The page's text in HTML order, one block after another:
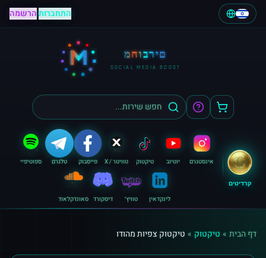
התחברות|הרשמה
M מחוברים
SOCIAL MEDIA BOOST
קרדיטים
אינסטגרם יוטיוב טיקטוק טוויטר / X פייסבוק טלגרם ספוטיפיי
לינקדאין טוויץ׳ דיסקורד סאונדקלאוד
דף הבית » טיקטוק » טיקטוק צפיות מהודו